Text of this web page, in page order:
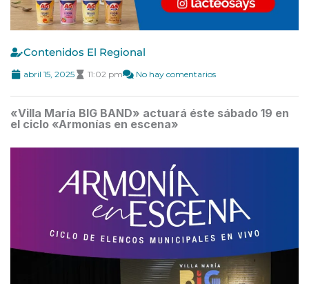
Contenidos El Regional
abril 15, 2025 11:02 pm No hay comentarios
«Villa María BIG BAND» actuará éste sábado 19 en
el ciclo «Armonías en escena»